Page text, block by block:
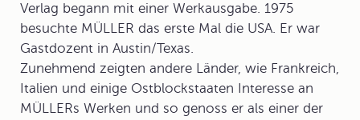
Verlag begann mit einer Werkausgabe. 1975
besuchte MÜLLER das erste Mal die USA. Er war
Gastdozent in Austin/Texas.
Zunehmend zeigten andere Länder, wie Frankreich,
Italien und einige Ostblockstaaten Interesse an
MÜLLERs Werken und so genoss er als einer der